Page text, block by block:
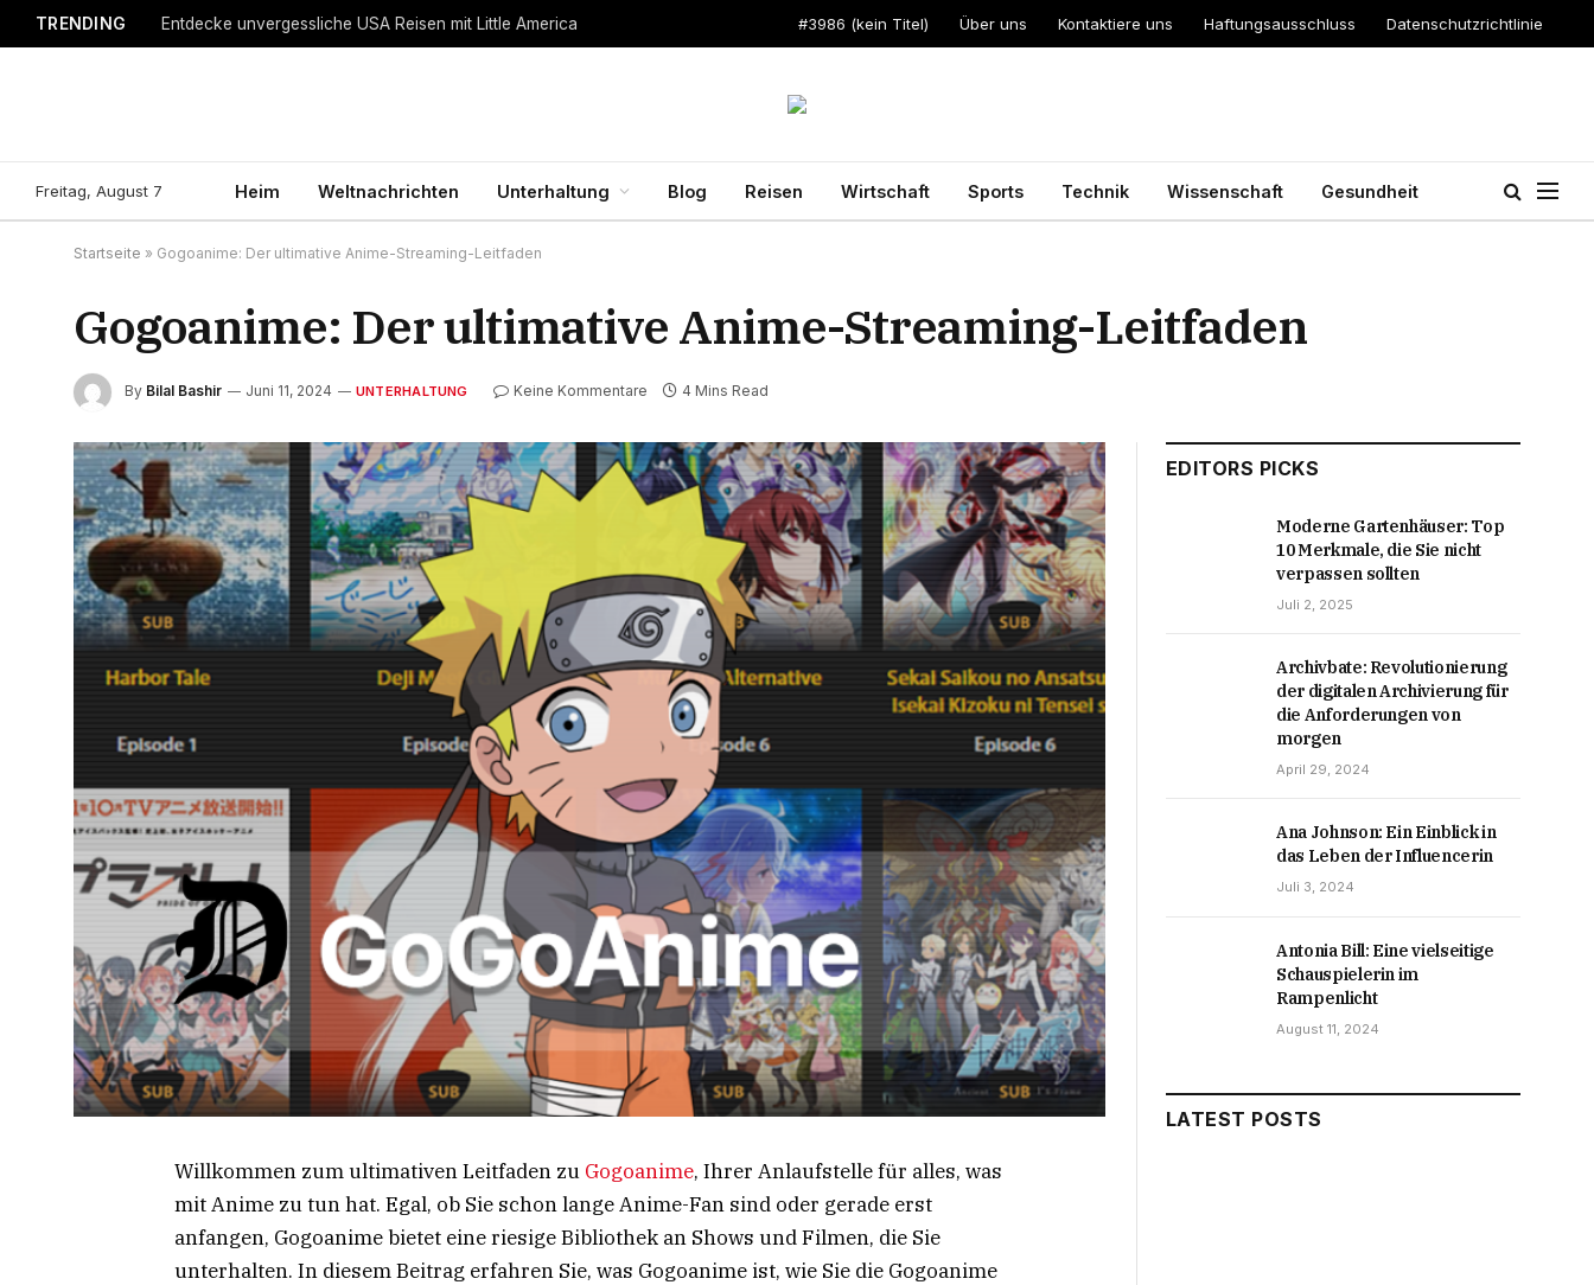
TRENDING Entdecke unvergessliche USA Reisen mit Little America #3986 (kein Titel) Über uns Kontaktiere uns Haftungsausschluss Datenschutzrichtlinie
Freitag, August 7 Heim Weltnachrichten Unterhaltung Blog Reisen Wirtschaft Sports Technik Wissenschaft Gesundheit
Startseite » Gogoanime: Der ultimative Anime-Streaming-Leitfaden
Gogoanime: Der ultimative Anime-Streaming-Leitfaden
By Bilal Bashir Juni 11, 2024 UNTERHALTUNG Keine Kommentare 4 Mins Read
Willkommen zum ultimativen Leitfaden zu Gogoanime, Ihrer Anlaufstelle für alles, was
mit Anime zu tun hat. Egal, ob Sie schon lange Anime-Fan sind oder gerade erst
anfangen, Gogoanime bietet eine riesige Bibliothek an Shows und Filmen, die Sie
unterhalten. In diesem Beitrag erfahren Sie, was Gogoanime ist, wie Sie die Gogoanime
EDITORS PICKS
Moderne Gartenhäuser: Top
10 Merkmale, die Sie nicht
verpassen sollten
Juli 2, 2025
Archivbate: Revolutionierung
der digitalen Archivierung für
die Anforderungen von
morgen
April 29, 2024
Ana Johnson: Ein Einblick in
das Leben der Influencerin
Juli 3, 2024
Antonia Bill: Eine vielseitige
Schauspielerin im
Rampenlicht
August 11, 2024
LATEST POSTS